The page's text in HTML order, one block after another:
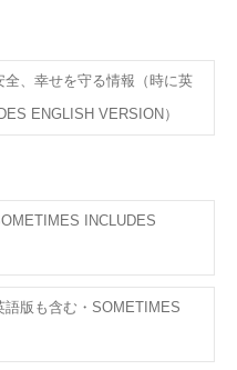
、幸せを守る情報（時に英
ENGLISH VERSION）
INCLUDES
語版も含む・SOMETIMES